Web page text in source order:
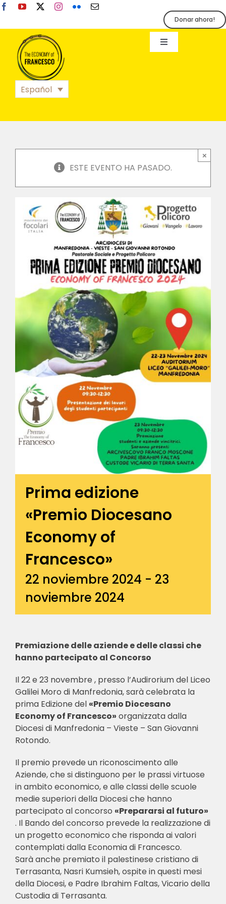
Skip
content
Donar ahora!
Toggle
EoF
BLOG
ORGANIZACIÓN
Español
ESTE EVENTO HA PASADO.
×
Prima edizione
«Premio Diocesano
Economy of
Francesco»
22 noviembre 2024 - 23
noviembre 2024
Premiazione delle aziende e delle classi che
hanno partecipato al Concorso
Il 22 e 23 novembre , presso l’Audirorium del Liceo
Galilei Moro di Manfredonia, sarà celebrata la
prima Edizione del «Premio Diocesano
Economy of Francesco» organizzata dalla
Diocesi di Manfredonia – Vieste – San Giovanni
Rotondo.
Il premio prevede un riconoscimento alle
Aziende, che si distinguono per le prassi virtuose
in ambito economico, e alle classi delle scuole
medie superiori della Diocesi che hanno
partecipato al concorso «Prepararsi al futuro»
. Il Bando del concorso prevede la realizzazione di
un progetto economico che risponda ai valori
contemplati dalla Economia di Francesco.
Sarà anche premiato il palestinese cristiano di
Terrasanta, Nasri Kumsieh, ospite in questi mesi
della Diocesi, e Padre Ibrahim Faltas, Vicario della
Custodia di Terrasanta.